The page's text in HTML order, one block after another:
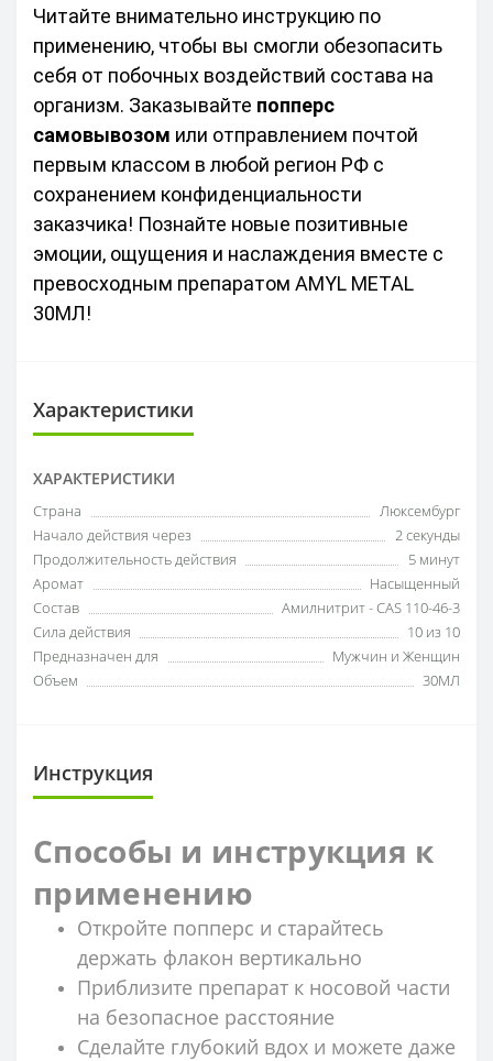
Читайте внимательно инструкцию по
применению, чтобы вы смогли обезопасить
себя от побочных воздействий состава на
организм. Заказывайте попперс
самовывозом или отправлением почтой
первым классом в любой регион РФ с
сохранением конфиденциальности
заказчика! Познайте новые позитивные
эмоции, ощущения и наслаждения вместе с
превосходным препаратом AMYL METAL
30МЛ!
Характеристики
ХАРАКТЕРИСТИКИ
Страна
Люксембург
Начало действия через
2 секунды
Продолжительность действия
5 минут
Аромат
Насыщенный
Состав
Амилнитрит - CAS 110-46-3
Сила действия
10 из 10
Предназначен для
Мужчин и Женщин
Объем
30МЛ
Инструкция
Способы и инструкция к
применению
Откройте попперс и старайтесь
держать флакон вертикально
Приблизите препарат к носовой части
на безопасное расстояние
Сделайте глубокий вдох и можете даже